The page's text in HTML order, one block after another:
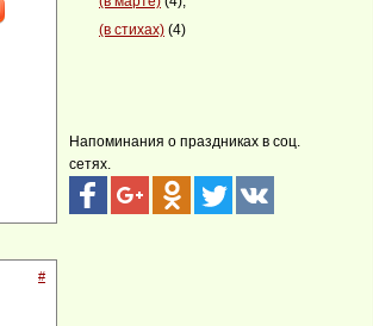
#
(в стихах) (4)
Напоминания о праздниках в соц.
сетях.